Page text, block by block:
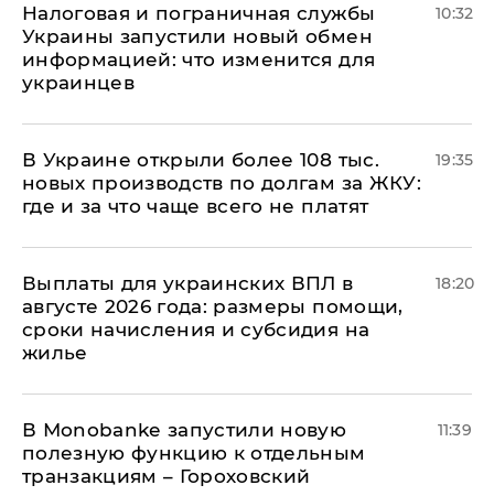
Налоговая и пограничная службы
Украины запустили новый обмен
информацией: что изменится для
украинцев
10:32
В Украине открыли более 108 тыс.
новых производств по долгам за ЖКУ:
где и за что чаще всего не платят
19:35
Выплаты для украинских ВПЛ в
августе 2026 года: размеры помощи,
сроки начисления и субсидия на
жилье
18:20
В Мonobankе запустили новую
полезную функцию к отдельным
транзакциям – Гороховский
11:39